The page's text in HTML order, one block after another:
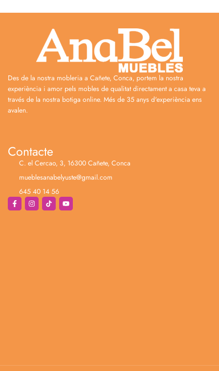
Des de la nostra mobleria a Cañete, Conca, portem la nostra
experiència i amor pels mobles de qualitat directament a casa teva a
través de la nostra botiga online. Més de 35 anys d'experiència ens
avalen.
Contacte
C. el Cercao, 3, 16300 Cañete, Conca
mueblesanabelyuste@gmail.com
645 40 14 56